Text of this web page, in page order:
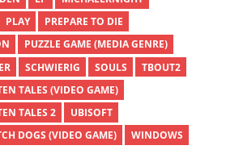
PLAY
PREPARE TO DIE
PUZZLE GAME (MEDIA GENRE)
SCHWIERIG SOULS
TBOUT2
TALES (VIDEO GAME)
TALES 2
UBISOFT
DOGS (VIDEO GAME) WINDOWS